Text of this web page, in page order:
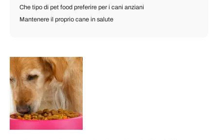
Che tipo di pet food preferire per i cani anziani
Mantenere il proprio cane in salute